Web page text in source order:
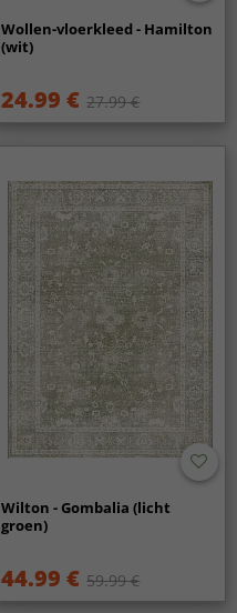
Wollen-vloerkleed - Hamilton
(wit)
24.99 € 27.99 €
Wilton - Gombalia (licht
groen)
44.99 € 59.99 €